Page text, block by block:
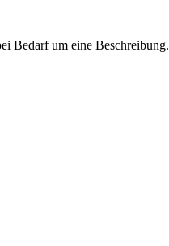
Bedarf um eine Beschreibung.